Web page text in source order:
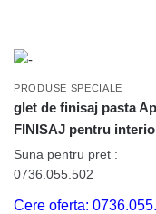
PRODUSE SPECIALE
glet de finisaj pasta
FINISAJ pentru
Suna pentru pret :
0736.055.502
Cere oferta: